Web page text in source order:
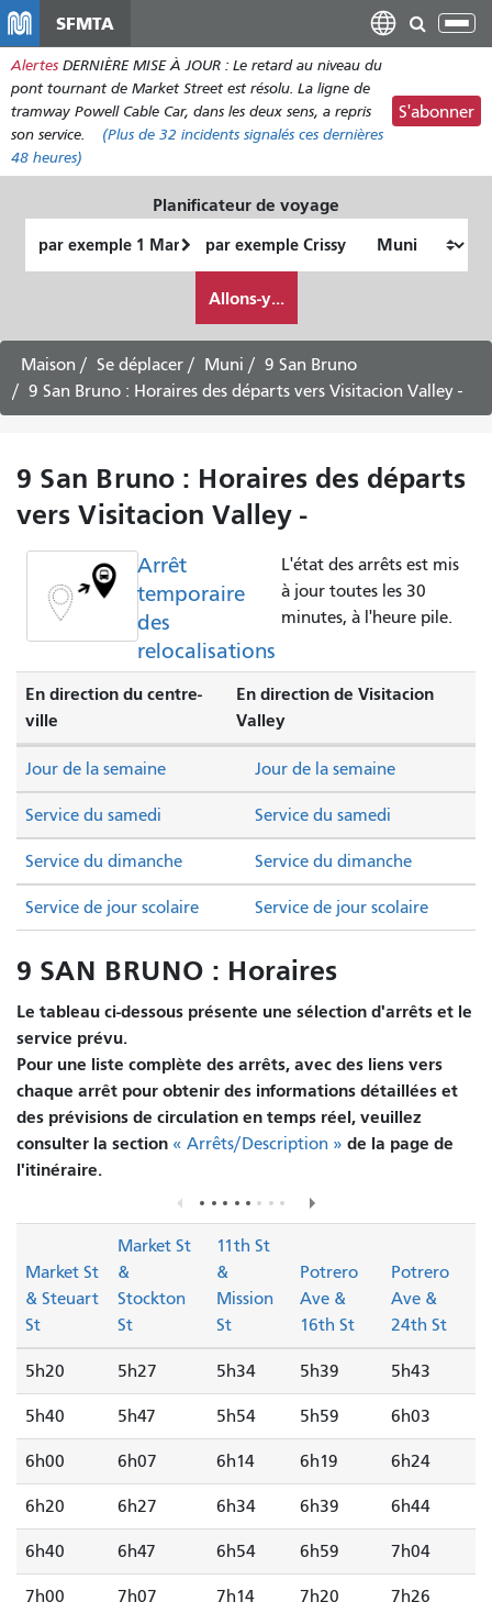
contenu
principal
SFMTA
Alertes DERNIÈRE MISE À JOUR : Le retard au niveau du
pont tournant de Market Street est résolu. La ligne de
tramway Powell Cable Car, dans les deux sens, a repris
son service.
(Plus de 32 incidents signalés ces dernières
48 heures)
S'abonner
Planificateur de voyage
de
final
je
veux
voyager
Allons-y...
Maison Se déplacer Muni
9 San Bruno
9 San Bruno : Horaires des départs vers Visitacion Valley -
9 San Bruno : Horaires des départs
vers Visitacion Valley -
Arrêt
temporaire
des
relocalisations
L'état des arrêts est mis
à jour toutes les 30
minutes, à l'heure pile.
En direction du centre-
ville
En direction de Visitacion
Valley
Service du samedi Service du samedi
Service du dimanche Service du dimanche
Jour de la semaine Jour de la semaine
Service de jour scolaire Service de jour scolaire
9 SAN BRUNO : Horaires
Le tableau ci-dessous présente une sélection d'arrêts et le
service prévu.
Pour une liste complète des arrêts, avec des liens vers
chaque arrêt pour obtenir des informations détaillées et
des prévisions de circulation en temps réel, veuillez
consulter la section « Arrêts/Description » de la page de
l'itinéraire.
Market St
& Steuart
St
Market St
&
Stockton
St
11th St
&
Mission
St
Potrero
Ave &
16th St
Potrero
Ave &
24th St
5h20 5h27 5h34 5h39 5h43
5h40 5h47 5h54 5h59 6h03
6h00 6h07 6h14 6h19 6h24
6h20 6h27 6h34 6h39 6h44
6h40 6h47 6h54 6h59 7h04
7h00 7h07 7h14 7h20 7h26